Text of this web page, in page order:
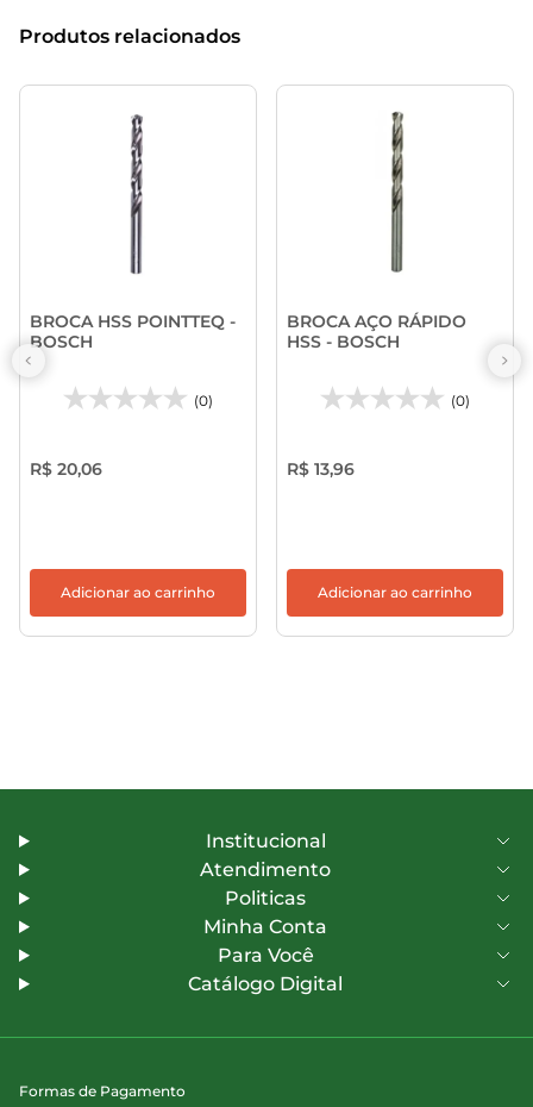
Produtos relacionados
BROCA HSS POINTTEQ -
BOSCH
(0)
R$ 20,06
Adicionar ao carrinho
BROCA AÇO RÁPIDO
HSS - BOSCH
(0)
R$ 13,96
Adicionar ao carrinho
Institucional
Atendimento
Politicas
Minha Conta
Para Você
Catálogo Digital
Formas de Pagamento